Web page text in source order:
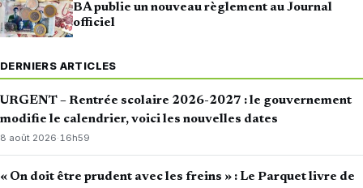
BA publie un nouveau règlement au Journal
officiel
DERNIERS ARTICLES
URGENT – Rentrée scolaire 2026-2027 : le gouvernement
modifie le calendrier, voici les nouvelles dates
8 août 2026· 16h59
« On doit être prudent avec les freins » : Le Parquet livre de